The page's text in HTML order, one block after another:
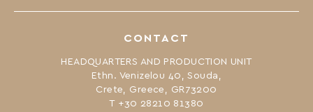
CONTACT
HEADQUARTERS AND PRODUCTION UNIT
Ethn. Venizelou 40, Souda,
Crete, Greece, GR73200
Τ +30 28210 81380